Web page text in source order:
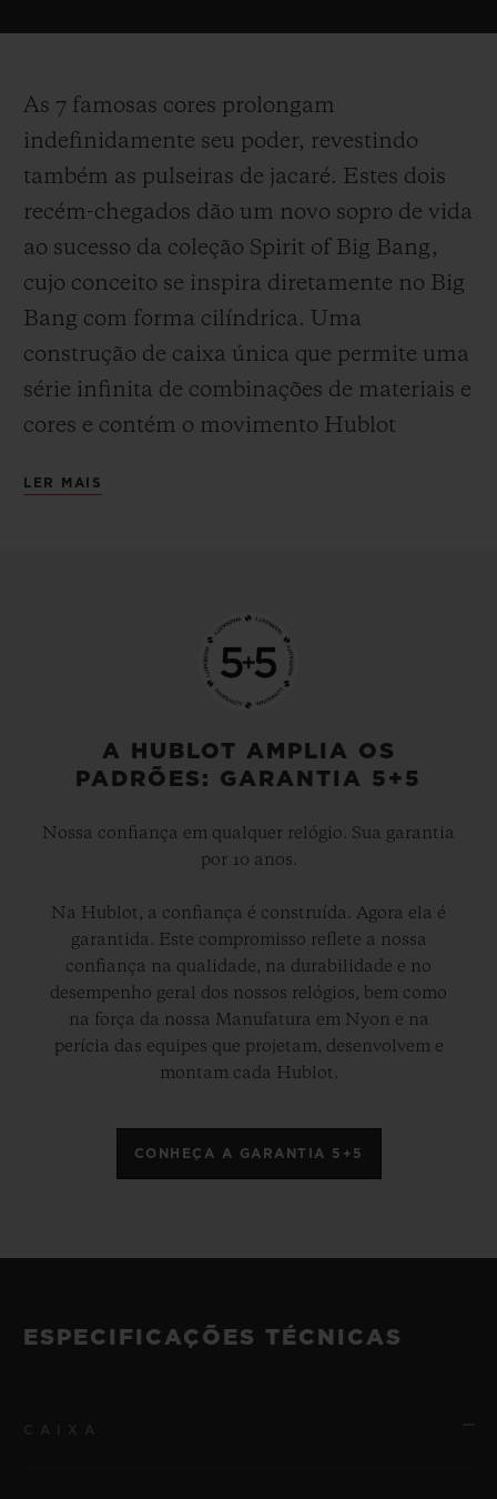
As 7 famosas cores prolongam
indefinidamente seu poder, revestindo
também as pulseiras de jacaré. Estes dois
recém-chegados dão um novo sopro de vida
ao sucesso da coleção Spirit of Big Bang,
cujo conceito se inspira diretamente no Big
Bang com forma cilíndrica. Uma
construção de caixa única que permite uma
série infinita de combinações de materiais e
cores e contém o movimento Hublot
como um dos melhores cronógrafos suíços
LER MAIS
A HUBLOT AMPLIA OS
PADRÕES: GARANTIA 5+5
Nossa confiança em qualquer relógio. Sua garantia
por 10 anos.
Na Hublot, a confiança é construída. Agora ela é
garantida. Este compromisso reflete a nossa
confiança na qualidade, na durabilidade e no
desempenho geral dos nossos relógios, bem como
na força da nossa Manufatura em Nyon e na
perícia das equipes que projetam, desenvolvem e
montam cada Hublot.
CONHEÇA A GARANTIA 5+5
ESPECIFICAÇÕES TÉCNICAS